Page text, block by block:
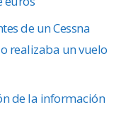
de un Cessna
realizaba un vuelo
de la información